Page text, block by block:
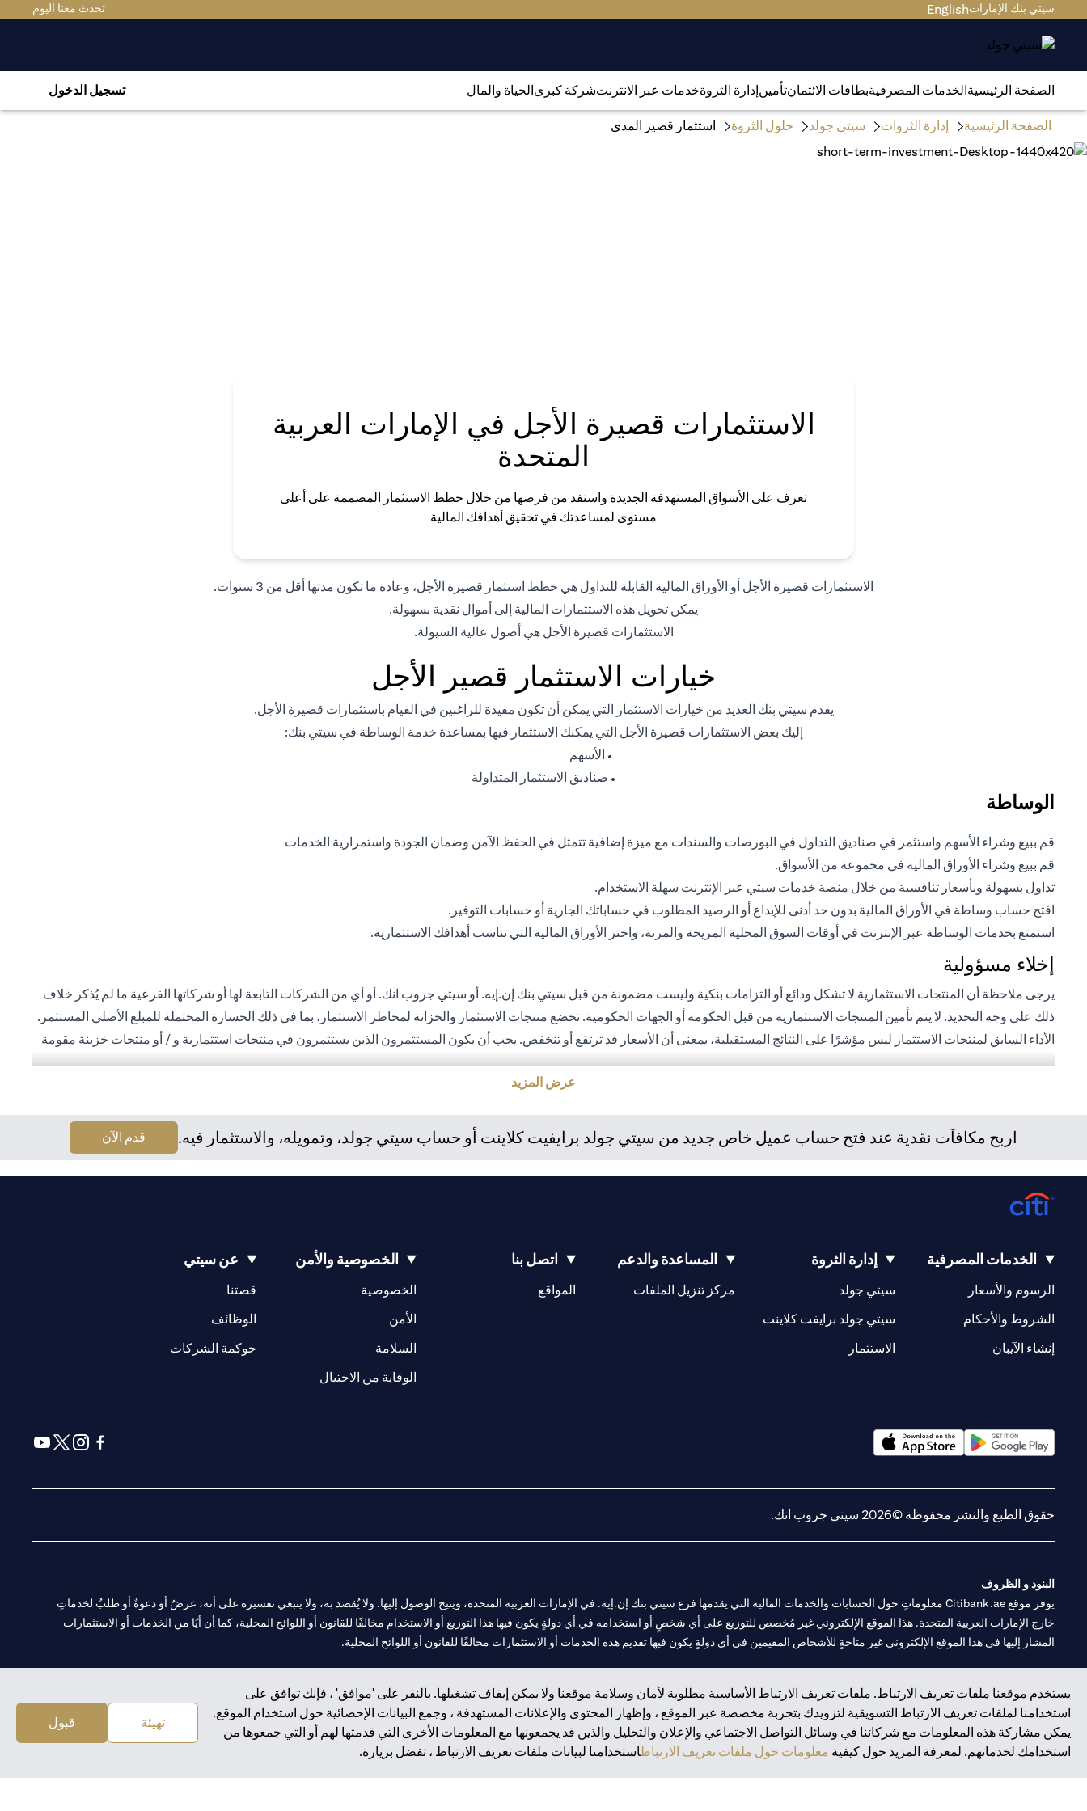
سيتي بنك الإماراتEnglish تحدث معنا اليوم
الصفحة الرئيسيةالخدمات المصرفيةبطاقات الائتمانتأمينإدارة الثروةخدمات عبر الانترنتشركة كبرىالحياة والمال تسجيل الدخول
الصفحة الرئيسية إدارة الثروات سيتي جولد حلول الثروة استثمار قصير المدى
الاستثمارات قصيرة الأجل في الإمارات العربية
المتحدة
تعرف على الأسواق المستهدفة الجديدة واستفد من فرصها من خلال خطط الاستثمار المصممة على أعلى
مستوى لمساعدتك في تحقيق أهدافك المالية
الاستثمارات قصيرة الأجل أو الأوراق المالية القابلة للتداول هي خطط استثمار قصيرة الأجل، وعادة ما تكون مدتها أقل من 3 سنوات.
يمكن تحويل هذه الاستثمارات المالية إلى أموال نقدية بسهولة.
الاستثمارات قصيرة الأجل هي أصول عالية السيولة.
خيارات الاستثمار قصير الأجل
يقدم سيتي بنك العديد من خيارات الاستثمار التي يمكن أن تكون مفيدة للراغبين في القيام باستثمارات قصيرة الأجل.
إليك بعض الاستثمارات قصيرة الأجل التي يمكنك الاستثمار فيها بمساعدة خدمة الوساطة في سيتي بنك:
● الأسهم
● صناديق الاستثمار المتداولة
الوساطة
قم ببيع وشراء الأسهم واستثمر في صناديق التداول في البورصات والسندات مع ميزة إضافية تتمثل في الحفظ الآمن وضمان الجودة واستمرارية الخدمات
قم ببيع وشراء الأوراق المالية في مجموعة من الأسواق.
تداول بسهولة وبأسعار تنافسية من خلال منصة خدمات سيتي عبر الإنترنت سهلة الاستخدام.
افتح حساب وساطة في الأوراق المالية بدون حد أدنى للإيداع أو الرصيد المطلوب في حساباتك الجارية أو حسابات التوفير.
استمتع بخدمات الوساطة عبر الإنترنت في أوقات السوق المحلية المريحة والمرنة، واختر الأوراق المالية التي تناسب أهدافك الاستثمارية.
إخلاء مسؤولية
يرجى ملاحظة أن المنتجات الاستثمارية لا تشكل ودائع أو التزامات بنكية وليست مضمونة من قبل سيتي بنك إن.إيه. أو سيتي جروب انك. أو أي من الشركات التابعة لها أو شركاتها الفرعية ما لم يُذكر خلاف
ذلك على وجه التحديد. لا يتم تأمين المنتجات الاستثمارية من قبل الحكومة أو الجهات الحكومية. تخضع منتجات الاستثمار والخزانة لمخاطر الاستثمار، بما في ذلك الخسارة المحتملة للمبلغ الأصلي المستثمر.
الأداء السابق لمنتجات الاستثمار ليس مؤشرًا على النتائج المستقبلية، بمعنى أن الأسعار قد ترتفع أو تنخفض. يجب أن يكون المستثمرون الذين يستثمرون في منتجات استثمارية و / أو منتجات خزينة مقومة
للأشخاص الأمريكيين. تخضع جميع الطلبات المتعلقة بمنتجات الاستثمار والخزينة لشروط وأحكام منتجات الاستثمار والخزينة الفردية. يدرك العميل أنه يقع على عاتقه السعي للحصول على مشورة قانونية و
بتعاملاته الاستثمارية نتيجة هذا التغيير، والامتثال لجميع القوانين واللوائح المعمول بها عند دخولها حيز التنفيذ. يدرك العميل أن سيتي بنك لا يقدم مشورة قانونية و/أو ضريبية وليس مسؤولاً عن تقديم المشورة
للعميل بشأن القوانين المطبقة على معاملاته. لا يوفر سيتي بنك الإمارات مراقبة مستمرة لممتلكات العملاء الحاليين.
عرض المزيد
اربح مكافآت نقدية عند فتح حساب عميل خاص جديد من سيتي جولد برايفيت كلاينت أو حساب سيتي جولد، وتمويله، والاستثمار فيه. قدم الآن
يستخدم موقعنا ملفات تعريف الارتباط. ملفات تعريف الارتباط الأساسية مطلوبة لأمان وسلامة موقعنا ولا يمكن إيقاف تشغيلها. بالنقر على 'موافق' ، فإنك توافق على
استخدامنا لملفات تعريف الارتباط التسويقية لتزويدك بتجربة مخصصة عبر الموقع ، وإظهار المحتوى والإعلانات المستهدفة ، وجمع البيانات الإحصائية حول استخدام الموقع.
يمكن مشاركة هذه المعلومات مع شركائنا في وسائل التواصل الاجتماعي والإعلان والتحليل والذين قد يجمعونها مع المعلومات الأخرى التي قدمتها لهم أو التي جمعوها من
استخدامك لخدماتهم. لمعرفة المزيد حول كيفية معلومات حول ملفات تعريف الارتباطاستخدامنا لبيانات ملفات تعريف الارتباط ، تفضل بزيارة.
تهيئة قبول
الخدمات المصرفية
الرسوم والأسعار
الشروط والأحكام
إنشاء الآيبان
إدارة الثروة
سيتي جولد
سيتي جولد برايفت كلاينت
الاستثمار
المساعدة والدعم
مركز تنزيل الملفات
اتصل بنا
المواقع
(opens in a new tab)
الخصوصية والأمن
الخصوصية
الأمن
السلامة
الوقاية من الاحتيال
عن سيتي
قصتنا
(opens in a new tab)
الوظائف
(opens in a new tab)
حوكمة الشركات
(opens in a new tab)
حقوق الطبع والنشر محفوظة ©2026 سيتي جروب انك.
البنود و الظروف
يوفر موقع Citibank.ae معلوماتٍ حول الحسابات والخدمات المالية التي يقدمها فرع سيتي بنك إن.إيه. في الإمارات العربية المتحدة، ويتيح الوصول إليها. ولا يُقصد به، ولا ينبغي تفسيره على أنه، عرضٌ أو دعوةٌ أو طلبٌ لخدماتٍ
خارج الإمارات العربية المتحدة. هذا الموقع الإلكتروني غير مُخصص للتوزيع على أي شخصٍ أو استخدامه في أي دولةٍ يكون فيها هذا التوزيع أو الاستخدام مخالفًا للقانون أو اللوائح المحلية، كما أن أيًا من الخدمات أو الاستثمارات
المشار إليها في هذا الموقع الإلكتروني غير متاحةٍ للأشخاص المقيمين في أي دولةٍ يكون فيها تقديم هذه الخدمات أو الاستثمارات مخالفًا للقانون أو اللوائح المحلية.
سيتي بنك إن. إيه. الإمارات مسجل لدى مصرف الإمارات المركزي تحت أرقام التراخيص 202563 لفرع الوصل في دبي، 531989 لفرع مول الإمارات في دبي، و CN-1002019لفرع أبوظبي. هاتف: 4000 311 04.
فرع سيتي بنك إن إيه - الإمارات العربية المتحدة مرخص من مصرف الإمارات العربية المتحدة المركزي كفرع لبنك أجنبي.
وسيط تداول في الأسواق الدولية بموجب ترخيص رقم 20200000198 ج) إدارة المحافظ بموجب ترخيص رقم 20200000240 د) الحفظ بموجب ترخيص رقم 602003.